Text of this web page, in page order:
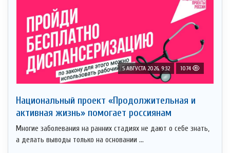
5 АВГУСТА 2026, 9:32 1074
Национальный проект «Продолжительная и
активная жизнь» помогает россиянам
Многие заболевания на ранних стадиях не дают о себе знать,
а делать выводы только на основании ...